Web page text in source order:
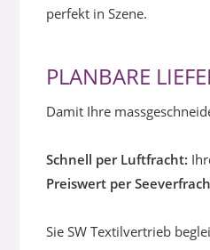
perfekt in Szene.
PLANBARE
Damit Ihre
Schnell per Luftfracht:
Preiswert per
Sie SW Textilvertrieb